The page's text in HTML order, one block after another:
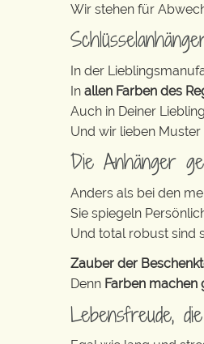
Wir stehen für
In der
In allen Farben des
Auch in Deiner
Und wir lieben
Die Anhänger
Anders als bei den
Sie spiegeln
Und total robust sind
Zauber der
Denn Farben machen
Lebensfreude,